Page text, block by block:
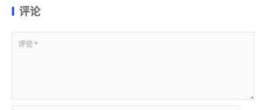
评论